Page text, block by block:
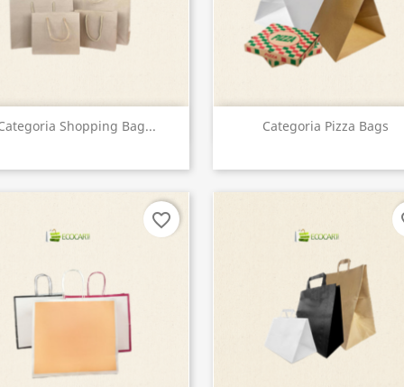
Shopping Bag...
Vista rápida Categoria Pizza Bags
Vista rápida
favorite_border